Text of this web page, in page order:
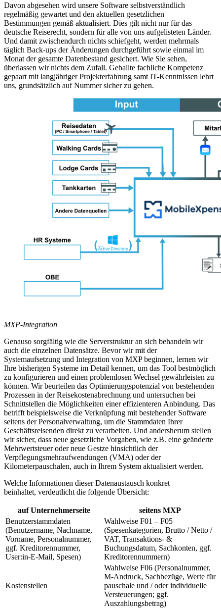
Davon abgesehen wird unsere Software selbstverständlich
regelmäßig gewartet und den aktuellen gesetzlichen
Bestimmungen gemäß aktualisiert. Dies gilt nicht nur für das
deutsche Reiserecht, sondern für alle von uns aufgelisteten Länder.
Und damit zwischendurch nichts schiefgeht, werden mehrmals
täglich Back-ups der Änderungen durchgeführt sowie einmal im
Monat der gesamte Datenbestand gesichert. Wie Sie sehen,
überlassen wir nichts dem Zufall. Geballte fachliche Kompetenz
gepaart mit langjähriger Projekterfahrung samt IT-Kenntnissen lehrt
uns, grundsätzlich auf Nummer sicher zu gehen.
MXP-Integration
Genauso sorgfältig wie die Serverstruktur an sich behandeln wir
auch die einzelnen Datensätze. Bevor wir mit der
Systemaufsetzung und Integration von MXP beginnen, lernen wir
Ihre bisherigen Systeme im Detail kennen, um das Tool bestmöglich
zu konfigurieren und einen problemlosen Wechsel gewährleisten zu
können. Wir beurteilen das Optimierungspotenzial von bestehenden
Prozessen in der Reisekostenabrechnung und untersuchen bei
Schnittstellen die Möglichkeiten einer effizienteren Anbindung. Das
betrifft beispielsweise die Verknüpfung mit bestehender Software
seitens der Personalverwaltung, um die Stammdaten Ihrer
Geschäftsreisenden direkt zu verarbeiten. Und andersherum stellen
wir sicher, dass neue gesetzliche Vorgaben, wie z.B. eine geänderte
Mehrwertsteuer oder neue Gestze hinsichtlich der
Verpflegungsmehraufwendungen (VMA) oder der
Kilometerpauschalen, auch in Ihrem System aktualisiert werden.
Welche Informationen dieser Datenaustausch konkret
beinhaltet, verdeutlicht die folgende Übersicht:
auf Unternehmerseite
seitens MXP
Benutzerstammdaten
(Benutzername, Nachname,
Vorname, Personalnummer,
ggf. Kreditorennummer,
User:in-E-Mail, Spesen)
Wahlweise F01 – F05
(Spesenkategorien, Brutto / Netto /
VAT, Transaktions- &
Buchungsdatum, Sachkonten, ggf.
Kreditorennummern)
Kostenstellen
Wahlweise F06 (Personalnummer,
M-Andruck, Sachbezüge, Werte für
pauschale und / oder individuelle
Versteuerungen; ggf.
Auszahlungsbetrag)